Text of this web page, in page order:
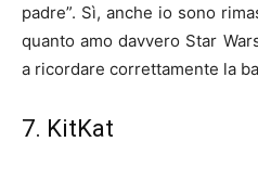
padre”. Sì, anche io sono
quanto amo davvero Star
a ricordare correttamente la
7. KitKat